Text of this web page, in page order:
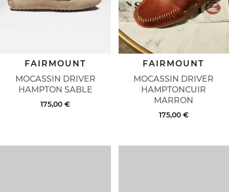
MOCASSIN DRIVER
HAMPTON SABLE
FAIRMOUNT
175,00 €
MOCASSIN DRIVER
HAMPTONCUIR
MARRON
FAIRMOUNT
175,00 €